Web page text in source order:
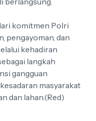
komitmen Polri
pengayoman, dan
kehadiran
langkah
gangguan
masyarakat
dan lahan.(Red)